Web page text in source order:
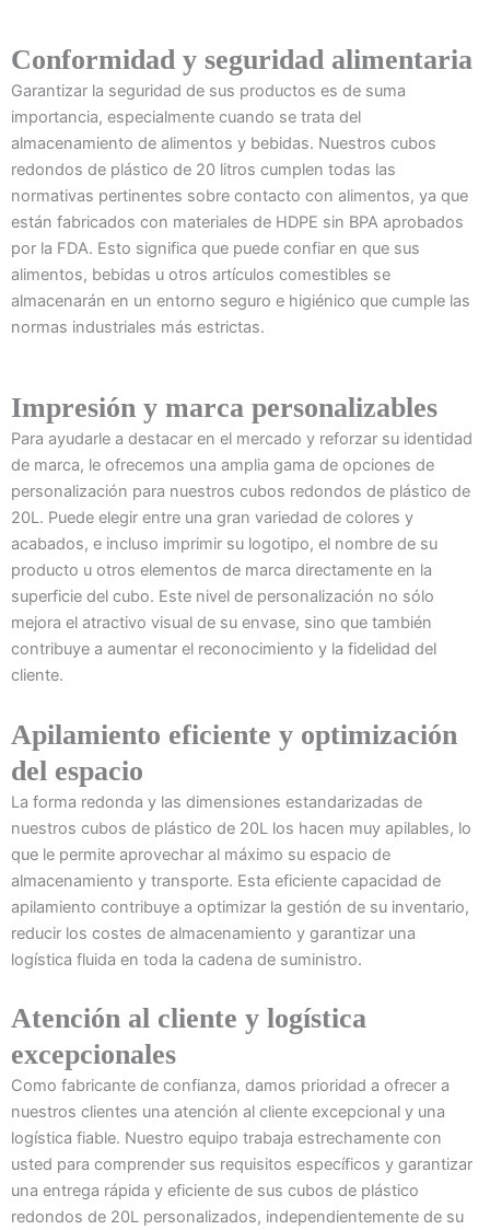
Conformidad y seguridad alimentaria
Garantizar la seguridad de sus productos es de suma
importancia, especialmente cuando se trata del
almacenamiento de alimentos y bebidas. Nuestros cubos
redondos de plástico de 20 litros cumplen todas las
normativas pertinentes sobre contacto con alimentos, ya que
están fabricados con materiales de HDPE sin BPA aprobados
por la FDA. Esto significa que puede confiar en que sus
alimentos, bebidas u otros artículos comestibles se
almacenarán en un entorno seguro e higiénico que cumple las
normas industriales más estrictas.
Impresión y marca personalizables
Para ayudarle a destacar en el mercado y reforzar su identidad
de marca, le ofrecemos una amplia gama de opciones de
personalización para nuestros cubos redondos de plástico de
20L. Puede elegir entre una gran variedad de colores y
acabados, e incluso imprimir su logotipo, el nombre de su
producto u otros elementos de marca directamente en la
superficie del cubo. Este nivel de personalización no sólo
mejora el atractivo visual de su envase, sino que también
contribuye a aumentar el reconocimiento y la fidelidad del
cliente.
Apilamiento eficiente y optimización
del espacio
La forma redonda y las dimensiones estandarizadas de
nuestros cubos de plástico de 20L los hacen muy apilables, lo
que le permite aprovechar al máximo su espacio de
almacenamiento y transporte. Esta eficiente capacidad de
apilamiento contribuye a optimizar la gestión de su inventario,
reducir los costes de almacenamiento y garantizar una
logística fluida en toda la cadena de suministro.
Atención al cliente y logística
excepcionales
Como fabricante de confianza, damos prioridad a ofrecer a
nuestros clientes una atención al cliente excepcional y una
logística fiable. Nuestro equipo trabaja estrechamente con
usted para comprender sus requisitos específicos y garantizar
una entrega rápida y eficiente de sus cubos de plástico
redondos de 20L personalizados, independientemente de su